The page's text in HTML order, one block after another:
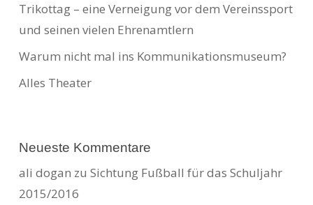
Trikottag – eine Verneigung vor dem Vereinssport
und seinen vielen Ehrenamtlern
Warum nicht mal ins Kommunikationsmuseum?
Alles Theater
Neueste Kommentare
ali dogan zu Sichtung Fußball für das Schuljahr
2015/2016